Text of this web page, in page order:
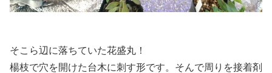
そこら辺に落ちていた花盛丸！
楊枝で穴を開けた台木に刺す形です。そんで周りを接着剤